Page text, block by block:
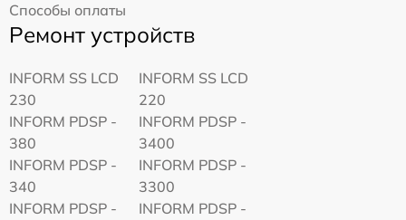
Способы оплаты
Ремонт устройств
INFORM SS LCD
230
INFORM SS LCD
220
INFORM PDSP -
380
INFORM PDSP -
3400
INFORM PDSP -
340
INFORM PDSP -
3300
INFORM PDSP -
INFORM PDSP -